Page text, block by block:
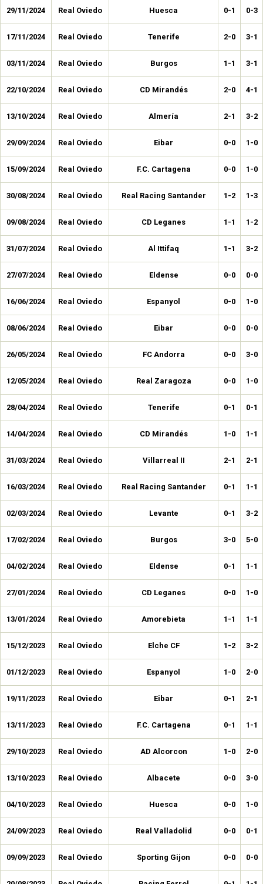
29/11/2024 Real Oviedo Huesca 0-1 0-3
17/11/2024 Real Oviedo Tenerife 2-0 3-1
03/11/2024 Real Oviedo Burgos 1-1 3-1
22/10/2024 Real Oviedo CD Mirandés 2-0 4-1
13/10/2024 Real Oviedo Almería 2-1 3-2
29/09/2024 Real Oviedo Eibar 0-0 1-0
15/09/2024 Real Oviedo F.C. Cartagena 0-0 1-0
30/08/2024 Real Oviedo Real Racing Santander 1-2 1-3
09/08/2024 Real Oviedo CD Leganes 1-1 1-2
31/07/2024 Real Oviedo Al Ittifaq 1-1 3-2
27/07/2024 Real Oviedo Eldense 0-0 0-0
16/06/2024 Real Oviedo Espanyol 0-0 1-0
08/06/2024 Real Oviedo Eibar 0-0 0-0
26/05/2024 Real Oviedo FC Andorra 0-0 3-0
12/05/2024 Real Oviedo Real Zaragoza 0-0 1-0
28/04/2024 Real Oviedo Tenerife 0-1 0-1
14/04/2024 Real Oviedo CD Mirandés 1-0 1-1
31/03/2024 Real Oviedo Villarreal II 2-1 2-1
16/03/2024 Real Oviedo Real Racing Santander 0-1 1-1
02/03/2024 Real Oviedo Levante 0-1 3-2
17/02/2024 Real Oviedo Burgos 3-0 5-0
04/02/2024 Real Oviedo Eldense 0-1 1-1
27/01/2024 Real Oviedo CD Leganes 0-0 1-0
13/01/2024 Real Oviedo Amorebieta 1-1 1-1
15/12/2023 Real Oviedo Elche CF 1-2 3-2
01/12/2023 Real Oviedo Espanyol 1-0 2-0
19/11/2023 Real Oviedo Eibar 0-1 2-1
13/11/2023 Real Oviedo F.C. Cartagena 0-1 1-1
29/10/2023 Real Oviedo AD Alcorcon 1-0 2-0
13/10/2023 Real Oviedo Albacete 0-0 3-0
04/10/2023 Real Oviedo Huesca 0-0 1-0
24/09/2023 Real Oviedo Real Valladolid 0-0 0-1
09/09/2023 Real Oviedo Sporting Gijon 0-0 0-0